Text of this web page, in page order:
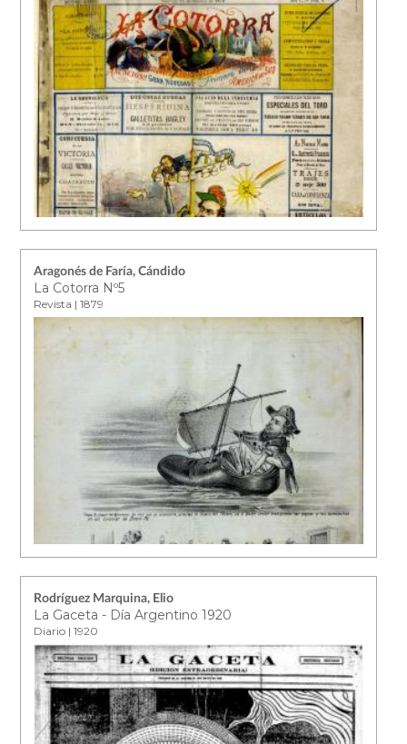
Aragonés de Faría, Cándido
La Cotorra Nº5
Revista | 1879
Rodríguez Marquina, Elio
La Gaceta - Día Argentino 1920
Diario | 1920